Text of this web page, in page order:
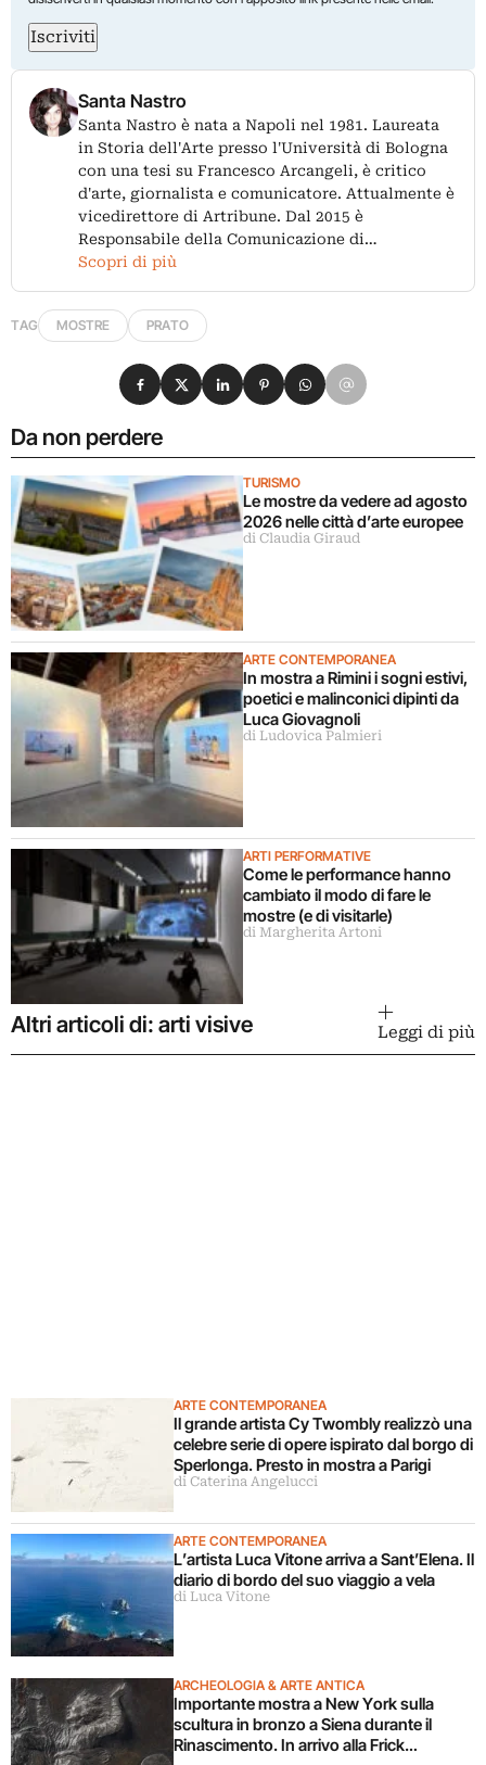
Iscriviti
Santa Nastro
Santa Nastro è nata a Napoli nel 1981. Laureata
in Storia dell'Arte presso l'Università di Bologna
con una tesi su Francesco Arcangeli, è critico
d'arte, giornalista e comunicatore. Attualmente è
vicedirettore di Artribune. Dal 2015 è
Responsabile della Comunicazione di…
Scopri di più
TAG MOSTRE PRATO
Da non perdere
TURISMO
Le mostre da vedere ad agosto
2026 nelle città d’arte europee
di Claudia Giraud
ARTE CONTEMPORANEA
In mostra a Rimini i sogni estivi,
poetici e malinconici dipinti da
Luca Giovagnoli
di Ludovica Palmieri
ARTI PERFORMATIVE
Come le performance hanno
cambiato il modo di fare le
mostre (e di visitarle)
di Margherita Artoni
Condividi su Facebook
Condividi su X
Condividi su LinkedIn
Condividi su Pinterest
Condividi su WhatsApp
Condividi su Email
Altri articoli di: arti visive Leggi di più
ARTE CONTEMPORANEA
Il grande artista Cy Twombly realizzò una
celebre serie di opere ispirato dal borgo di
Sperlonga. Presto in mostra a Parigi
di Caterina Angelucci
ARTE CONTEMPORANEA
L’artista Luca Vitone arriva a Sant’Elena. Il
diario di bordo del suo viaggio a vela
di Luca Vitone
ARCHEOLOGIA & ARTE ANTICA
Importante mostra a New York sulla
scultura in bronzo a Siena durante il
Rinascimento. In arrivo alla Frick